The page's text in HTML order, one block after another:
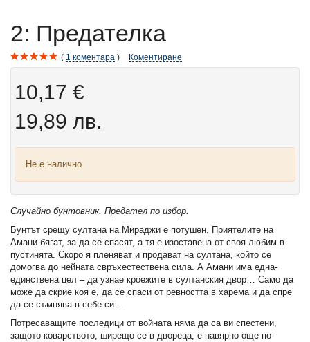
2: Предателка
1 коментара Коментиране
10,17 €
19,89 лв.
Не е налично
Случайно бунтовник. Предател по избор.
Бунтът срещу султана на Мираджи е потушен. Приятелите на
Амани бягат, за да се спасят, а тя е изоставена от своя любим в
пустинята. Скоро я пленяват и продават на султана, който се
домогва до нейната свръхестествена сила. А Амани има една-
единствена цел – да узнае кроежите в султанския двор… Само да
може да скрие коя е, да се спаси от ревността в харема и да спре
да се съмнява в себе си…
Потресаващите последици от войната няма да са ви спестени,
защото коварството, ширещо се в двореца, е навярно още по-